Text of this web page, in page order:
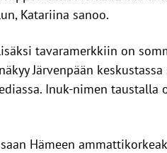
Katariina sanoo.
tavaramerkkiin on
näkyy Järvenpään
Inuk-nimen
Hämeen